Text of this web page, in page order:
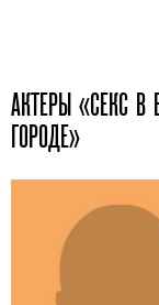
АКТЕРЫ «СЕКС В
ГОРОДЕ»